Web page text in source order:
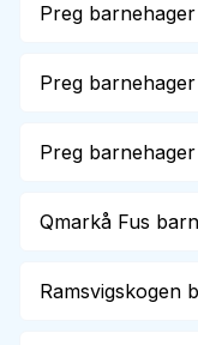
Preg
Preg
Preg
Qmarkå Fus
Ramsvigskogen